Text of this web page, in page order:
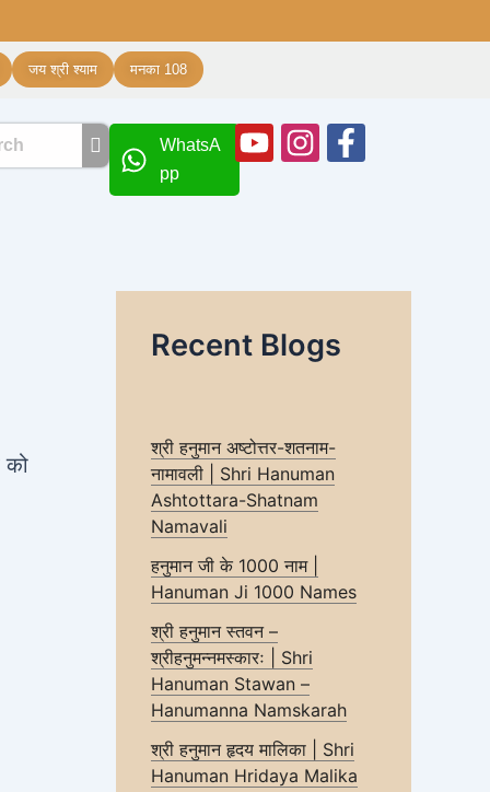
जय श्री श्याम मनका 108
WhatsA
pp
Youtube
Instagram
f
को
Recent Blogs
श्री हनुमान अष्टोत्तर-शतनाम-
नामावली | Shri Hanuman
Ashtottara-Shatnam
Namavali
हनुमान जी के 1000 नाम |
Hanuman Ji 1000 Names
श्री हनुमान स्तवन –
श्रीहनुमन्नमस्कारः | Shri
Hanuman Stawan –
Hanumanna Namskarah
श्री हनुमान हृदय मालिका | Shri
Hanuman Hridaya Malika